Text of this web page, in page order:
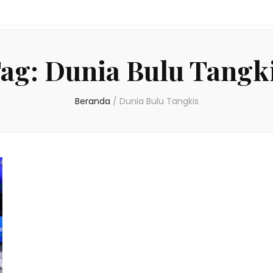
Dunia Bulu
Beranda / Dunia Bulu Tangkis